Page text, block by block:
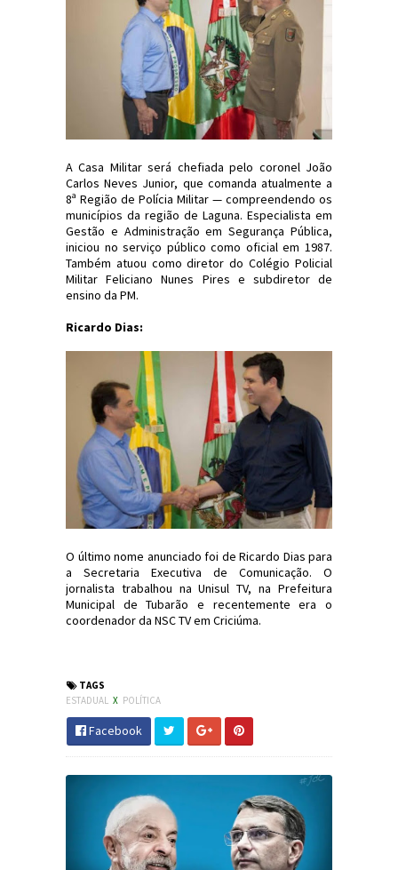
A Casa Militar será chefiada pelo coronel João
Carlos Neves Junior, que comanda atualmente a
8ª Região de Polícia Militar — compreendendo os
municípios da região de Laguna. Especialista em
Gestão e Administração em Segurança Pública,
iniciou no serviço público como oficial em 1987.
Também atuou como diretor do Colégio Policial
Militar Feliciano Nunes Pires e subdiretor de
ensino da PM.
Ricardo Dias:
O último nome anunciado foi de Ricardo Dias para
a Secretaria Executiva de Comunicação. O
jornalista trabalhou na Unisul TV, na Prefeitura
Municipal de Tubarão e recentemente era o
coordenador da NSC TV em Criciúma.
TAGS
ESTADUAL X POLÍTICA
Facebook